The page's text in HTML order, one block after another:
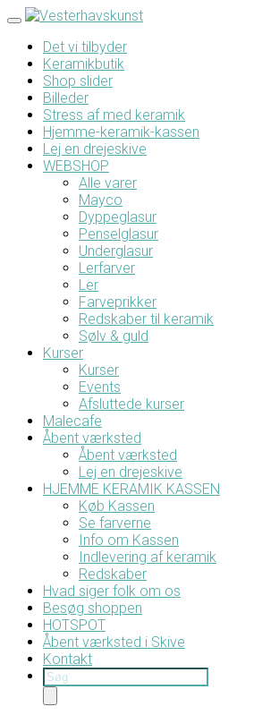
Toggle
navigationDet vi tilbyder
Keramikbutik
Shop slider
Billeder
Stress af med keramik
Hjemme-keramik-kassen
Lej en drejeskive
WEBSHOP
Alle varer
Mayco
Dyppeglasur
Penselglasur
Underglasur
Lerfarver
Ler
Farveprikker
Redskaber til keramik
Sølv & guld
Kurser
Kurser
Events
Afsluttede kurser
Malecafe
Åbent værksted
Åbent værksted
Lej en drejeskive
HJEMME KERAMIK KASSEN
Køb Kassen
Se farverne
Info om Kassen
Indlevering af keramik
Redskaber
Hvad siger folk om os
Besøg shoppen
HOTSPOT
Åbent værksted i Skive
Kontakt
Products
search